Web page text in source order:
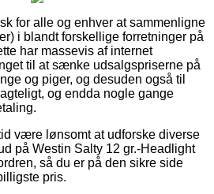
for alle og enhver at sammenligne
i blandt forskellige forretninger på
har massevis af internet
til at sænke udsalgspriserne på
og piger, og desuden også til
og endda nogle gange
være lønsomt at udforske diverse
på Westin Salty 12 gr.-Headlight
så du er på den sikre side
pris.